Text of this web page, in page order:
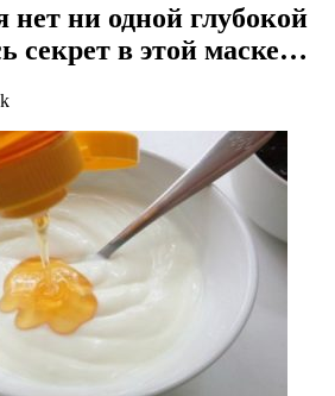
нет ни одной глубокой
секрет в этой маске…